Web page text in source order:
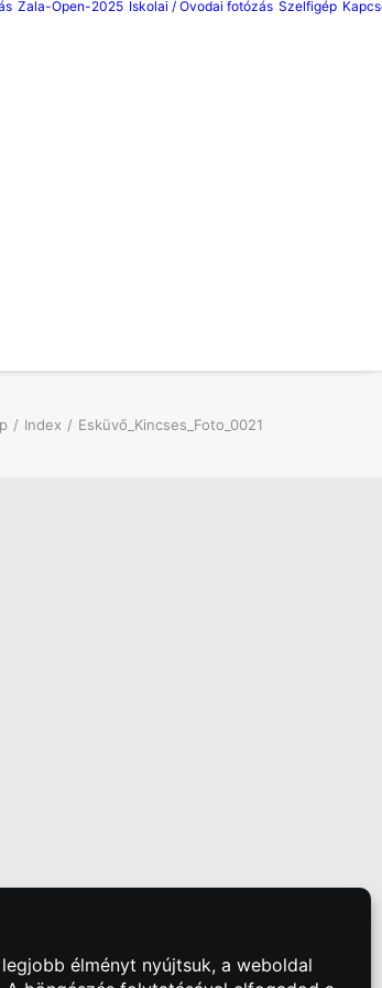
Zala-Open-2025 Iskolai / Ovodai fotózás Szelfigép
Index Esküvő_Kincses_Foto_0021